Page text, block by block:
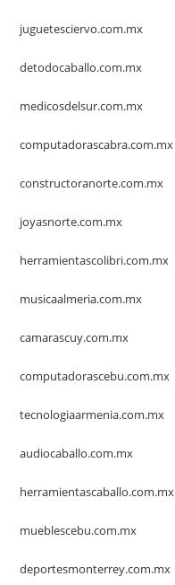
juguetesciervo.com.mx
detodocaballo.com.mx
medicosdelsur.com.mx
computadorascabra.com.mx
constructoranorte.com.mx
joyasnorte.com.mx
herramientascolibri.com.mx
musicaalmeria.com.mx
camarascuy.com.mx
computadorascebu.com.mx
tecnologiaarmenia.com.mx
audiocaballo.com.mx
herramientascaballo.com.mx
mueblescebu.com.mx
deportesmonterrey.com.mx